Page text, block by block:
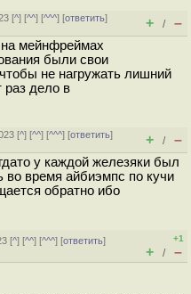
[^] [^^] [^^^] [ответить]
+ / –
мейнфреймах
были свои
не нагружать лишний
раз дело в
[^] [^^] [^^^] [ответить]
+ / –
у каждой железяки был
во время айбиэмпс по кучи
обратно ибо
[^] [^^] [^^^] [ответить]
+1
+ / –